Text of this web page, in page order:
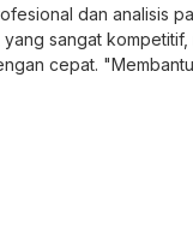
dan analisis
sangat
cepat.